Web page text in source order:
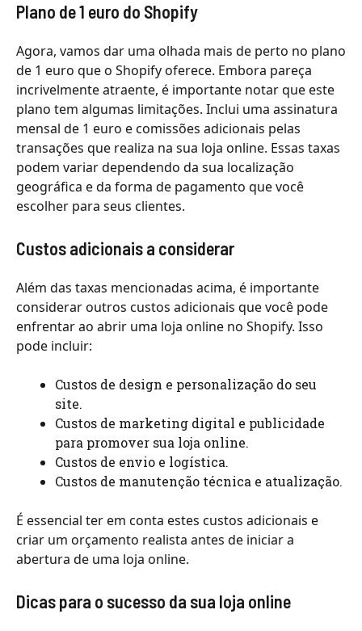
Plano de 1 euro do Shopify
Agora, vamos dar uma olhada mais de perto no plano
de 1 euro que o Shopify oferece. Embora pareça
incrivelmente atraente, é importante notar que este
plano tem algumas limitações. Inclui uma assinatura
mensal de 1 euro e comissões adicionais pelas
transações que realiza na sua loja online. Essas taxas
podem variar dependendo da sua localização
geográfica e da forma de pagamento que você
escolher para seus clientes.
Custos adicionais a considerar
Além das taxas mencionadas acima, é importante
considerar outros custos adicionais que você pode
enfrentar ao abrir uma loja online no Shopify. Isso
pode incluir:
Custos de design e personalização do seu
site.
Custos de marketing digital e publicidade
para promover sua loja online.
Custos de envio e logística.
Custos de manutenção técnica e atualização.
É essencial ter em conta estes custos adicionais e
criar um orçamento realista antes de iniciar a
abertura de uma loja online.
Dicas para o sucesso da sua loja online